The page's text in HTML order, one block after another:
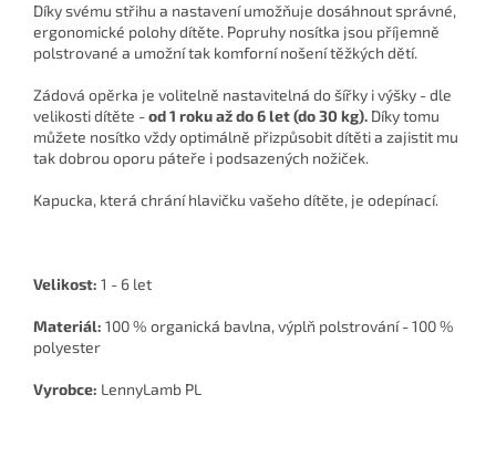
Díky svému střihu a nastavení umožňuje dosáhnout správné,
ergonomické polohy dítěte. Popruhy nosítka jsou příjemně
polstrované a umožní tak komforní nošení těžkých dětí.
Zádová opěrka je volitelně nastavitelná do šířky i výšky - dle
velikosti dítěte -od 1 roku až do 6 let (do 30 kg). Díky tomu
můžete nosítko vždy optimálně přizpůsobit dítěti a zajistit mu
tak dobrou oporu páteře i podsazených nožiček.
Kapucka, která chrání hlavičku vašeho dítěte, je odepínací.
Velikost: 1 - 6 let
Materiál: 100 % organická bavlna, výplň polstrování - 100 %
polyester
Vyrobce: LennyLamb PL